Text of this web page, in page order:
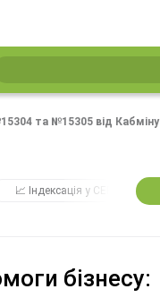
та №15305 від Кабміну
📈 Індексація у СЕРПНІ
бізнесу: